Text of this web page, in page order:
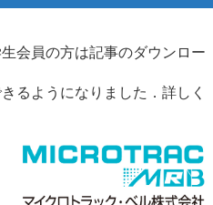
会員の方は記事のダウンロー
るようになりました．詳しく